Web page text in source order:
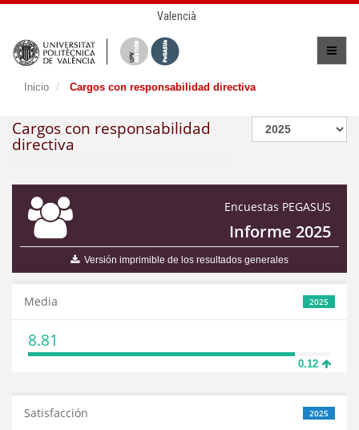
Valencià
Inicio Cargos con responsabilidad directiva
Cargos con responsabilidad
directiva
Encuestas PEGASUS
Informe 2025
Versión imprimible de los resultados generales
2025
Media
8.81
0.12
2025
Satisfacción